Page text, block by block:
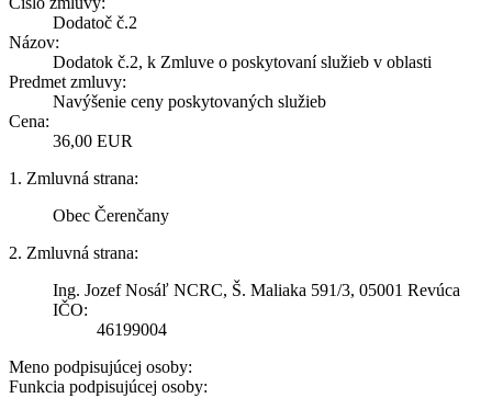
Dodatoč č.2
Názov:
Dodatok č.2, k Zmluve o poskytovaní služieb v oblasti
Predmet zmluvy:
Navýšenie ceny poskytovaných služieb
Cena:
36,00 EUR
1. Zmluvná strana:
Obec Čerenčany
2. Zmluvná strana:
Ing. Jozef Nosáľ NCRC, Š. Maliaka 591/3, 05001 Revúca
IČO:
46199004
Meno podpisujúcej osoby:
Funkcia podpisujúcej osoby: